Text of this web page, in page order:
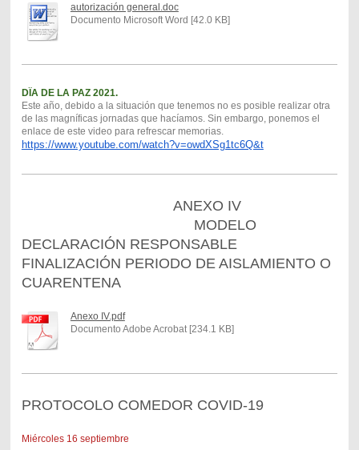
autorización general.doc
Documento Microsoft Word [42.0 KB]
DÏA DE LA PAZ 2021.
Este año, debido a la situación que tenemos no es posible realizar otra
de las magníficas jornadas que hacíamos. Sin embargo, ponemos el
enlace de este video para refrescar memorias.
https://www.youtube.com/watch?v=owdXSg1tc6Q&t
ANEXO IV
MODELO
DECLARACIÓN RESPONSABLE
FINALIZACIÓN PERIODO DE AISLAMIENTO O
CUARENTENA
Anexo IV.pdf
Documento Adobe Acrobat [234.1 KB]
PROTOCOLO COMEDOR COVID-19
Miércoles 16 septiembre